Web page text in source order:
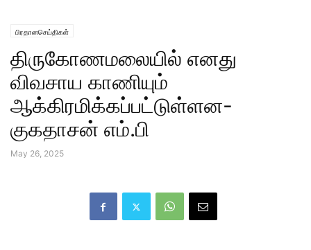
பிரதானசெய்திகள்
திருகோணமலையில் எனது
விவசாய காணியும்
ஆக்கிரமிக்கப்பட்டுள்ளன-
குகதாசன் எம்.பி
May 26, 2025